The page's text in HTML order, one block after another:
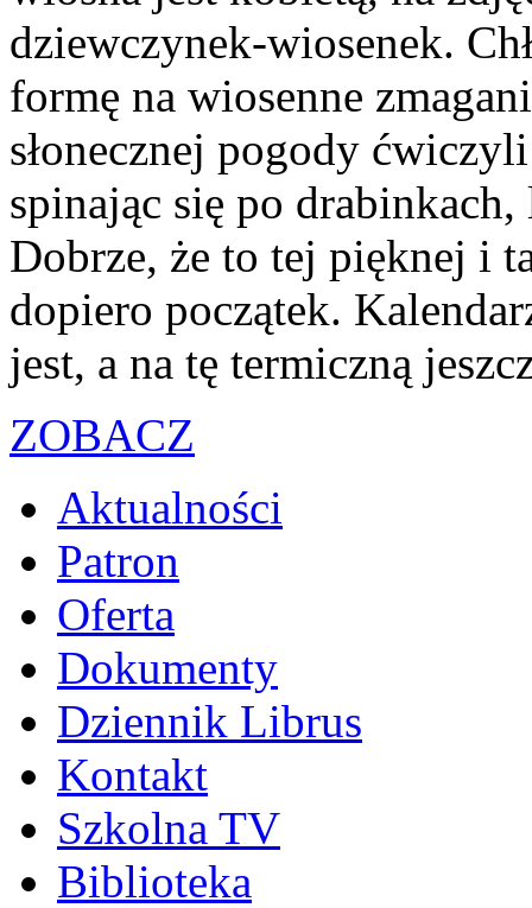
dziewczynek-wiosenek.
formę na wiosenne
słonecznej pogody
spinając się po
Dobrze, że to tej pięknej i
dopiero początek.
jest, a na tę termiczną
ZOBACZ
Aktualności
Patron
Oferta
Dokumenty
Dziennik Librus
Kontakt
Szkolna TV
Biblioteka